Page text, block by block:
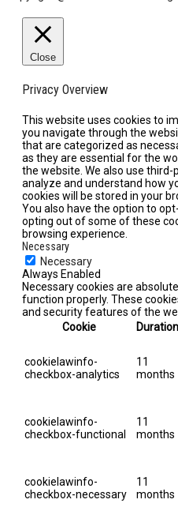
Close
Privacy Overview
This website uses cookies to
you navigate through the
that are categorized as
as they are essential for the
the website. We also use
analyze and understand how
cookies will be stored in your
You also have the option to
opting out of some of these
browsing experience.
Necessary
Necessary
Always Enabled
Necessary cookies are
function properly. These
and security features of the
Cookie
Duration
cookielawinfo-
checkbox-analytics
11
months
cookielawinfo-
checkbox-functional
11
months
cookielawinfo-
checkbox-necessary
11
months